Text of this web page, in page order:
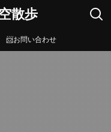
散歩
📨お問い合わせ